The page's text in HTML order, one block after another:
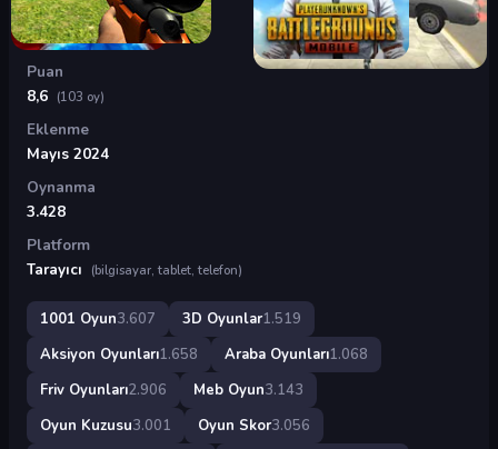
Ace Racer
Puan
8,6 (103 oy)
Eklenme
Mayıs 2024
Oynanma
3.428
Platform
Tarayıcı
(bilgisayar, tablet, telefon)
1001 Oyun3.607 3D Oyunlar1.519
Aksiyon Oyunları1.658 Araba Oyunları1.068
Friv Oyunları2.906 Meb Oyun3.143
Oyun Kuzusu3.001 Oyun Skor3.056